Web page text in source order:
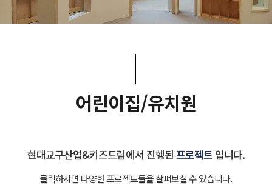
어린이집/유치원
현대교구산업&키즈드림에서 진행된 프로젝트입니다.
클릭하시면 다양한 프로젝트들을 살펴보실 수 있습니다.